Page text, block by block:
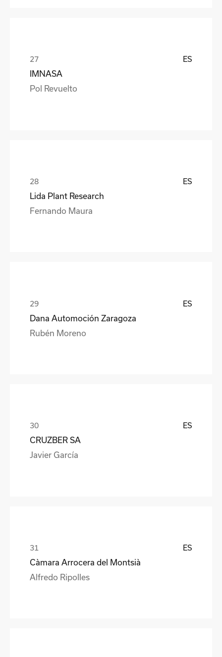
ES
IMNASA
Pol Revuelto
ES
Lida Plant Research
Fernando Maura
ES
Dana Automoción Zaragoza
Rubén Moreno
ES
CRUZBER SA
Javier García
ES
Càmara Arrocera del Montsià
Alfredo Ripolles